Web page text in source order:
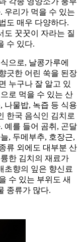
우리가 먹을 수 있는
도 매우 다양하다.
도 꿋꿋이 자라는 질
수 있다.
으로, 날콩가루에
긋한 어린 쑥을 된장
누구나 잘 알고 있
로 먹을 수 있는 산
나물밥, 녹즙 등 식용
한국 음식인 김치로
예를 들어 곰취, 곤달
, 두메부추, 호장근,
류 외에도 대부분 산
한 김치의 재료가
초향의 잎은 향신료
수 있는 부위도 새
종류가 많다.